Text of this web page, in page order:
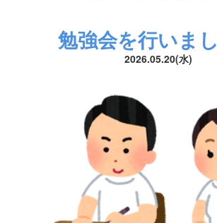
勉強会を行いまし
2026.05.20(水)